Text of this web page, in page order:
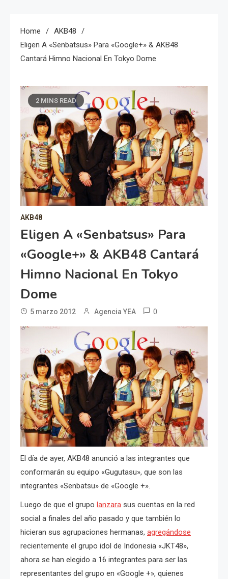
Home
AKB48
Eligen A «Senbatsus» Para «Google+» & AKB48
Cantará Himno Nacional En Tokyo Dome
2 MINS READ
AKB48
Eligen A «Senbatsus» Para
«Google+» & AKB48 Cantará
Himno Nacional En Tokyo
Dome
5 marzo 2012 Agencia YEA 0
El día de ayer, AKB48 anunció a las integrantes que
conformarán su equipo «Gugutasu», que son las
integrantes «Senbatsu» de «Google +».
Luego de que el grupo lanzara sus cuentas en la red
social a finales del año pasado y que también lo
hicieran sus agrupaciones hermanas, agregándose
recientemente el grupo idol de Indonesia «JKT48»,
ahora se han elegido a 16 integrantes para ser las
representantes del grupo en «Google +», quienes